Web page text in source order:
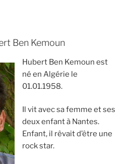
Ben Kemoun
Hubert Ben Kemoun est
né en Algérie le
01.01.1958.
Il vit avec sa femme et ses
deux enfant à Nantes.
Enfant, il rêvait d’être une
rock star.